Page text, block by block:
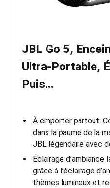
JBL Go 5,
Ultra‑Portable,
Puis...
À emporter partout:
dans la paume de la
JBL légendaire avec
Éclairage d’ambiance
grâce à l’éclairage
thèmes lumineux et